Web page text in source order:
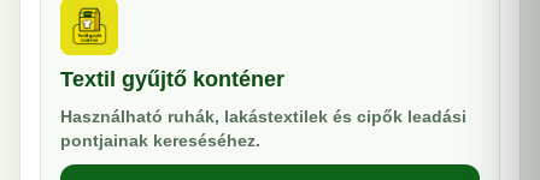
Textil gyűjtő konténer
Használható ruhák, lakástextilek és cipők leadási
pontjainak kereséséhez.